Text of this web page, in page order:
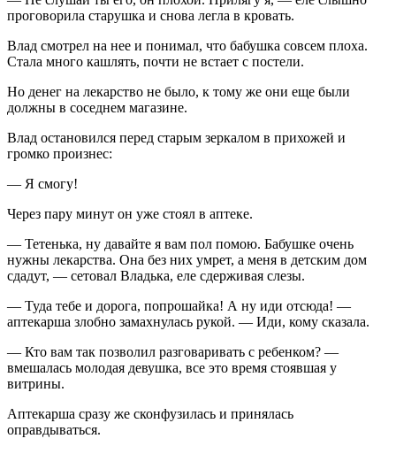
проговорила старушка и снова легла в кровать.
Влад смотрел на нее и понимал, что бабушка совсем плоха.
Стала много кашлять, почти не встает с постели.
Но денег на лекарство не было, к тому же они еще были
должны в соседнем магазине.
Влад остановился перед старым зеркалом в прихожей и
громко произнес:
— Я смогу!
Через пару минут он уже стоял в аптеке.
— Тетенька, ну давайте я вам пол помою. Бабушке очень
нужны лекарства. Она без них умрет, а меня в детским дом
сдадут, — сетовал Владька, еле сдерживая слезы.
— Туда тебе и дорога, попрошайка! А ну иди отсюда! —
аптекарша злобно замахнулась рукой. — Иди, кому сказала.
— Кто вам так позволил разговаривать с ребенком? —
вмешалась молодая девушка, все это время стоявшая у
витрины.
Аптекарша сразу же сконфузилась и принялась
оправдываться.